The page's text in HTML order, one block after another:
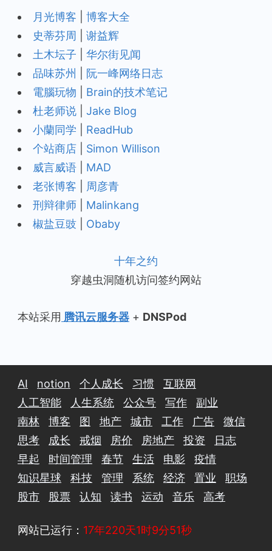
月光博客
博客大全
史蒂芬周
谢益辉
土木坛子
华尔街见闻
品味苏州
阮一峰网络日志
電腦玩物
Brain的技术笔记
杜老师说
Jake Blog
小蘭同学
ReadHub
个站商店
Simon Willison
威言威语
MAD
老张博客
周彦青
刑辩律师
Malinkang
椒盐豆豉
Obaby
十年之约
穿越虫洞随机访问签约网站
本站采用 腾讯云服务器 + DNSPod
AI notion 个人成长 习惯
互联网
人工智能
人生系统 公众号 写作
副业
南林
博客 图 地产 城市 工作 广告
微信
思考
成长 戒烟 房价 房地产 投资
日志
早起
时间管理 春节 生活 电影
疫情
知识星球
科技 管理 系统 经济 置业
职场
股市
股票 认知 读书 运动 音乐 高考
网站已运行： 17年220天1时9分51秒